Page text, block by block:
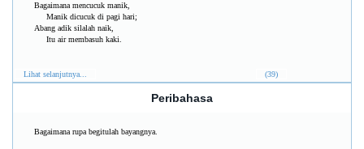
Bagaimana mencucuk manik,
Manik dicucuk di pagi hari;
Abang adik silalah naik,
Itu air membasuh kaki.
Lihat selanjutnya... (39)
Peribahasa
Bagaimana rupa begitulah bayangnya.